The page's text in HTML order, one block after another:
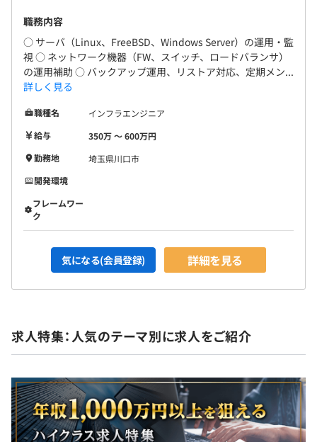
職務内容
○ サーバ（Linux、FreeBSD、Windows Server）の運用・監
視 ○ ネットワーク機器（FW、スイッチ、ロードバランサ）
の運用補助 ○ バックアップ運用、リストア対応、定期メン...
詳しく見る
職種名
インフラエンジニア
給与
350万 〜 600万円
勤務地
埼玉県川口市
開発環境
フレームワー
ク
気になる(会員登録) 詳細を見る
求人特集：人気のテーマ別に求人をご紹介